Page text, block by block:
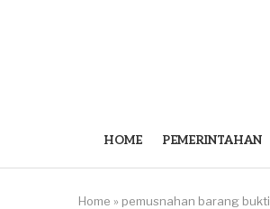
HOME PEMERINTAHAN
Home » pemusnahan barang bukti